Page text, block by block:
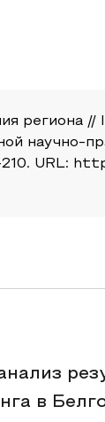
региона
научно-
URL:
в